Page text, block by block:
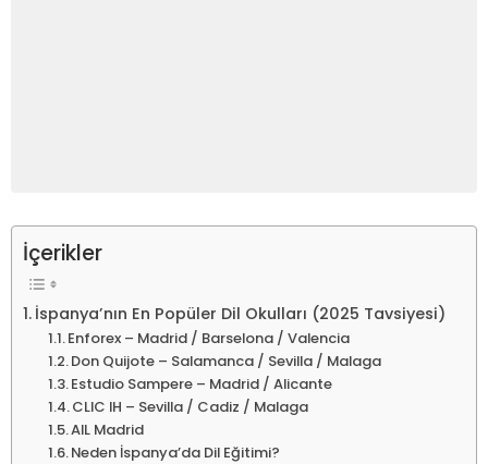
İçerikler
İspanya’nın En Popüler Dil Okulları (2025 Tavsiyesi)
Enforex – Madrid / Barselona / Valencia
Don Quijote – Salamanca / Sevilla / Malaga
Estudio Sampere – Madrid / Alicante
CLIC IH – Sevilla / Cadiz / Malaga
AIL Madrid
Neden İspanya’da Dil Eğitimi?